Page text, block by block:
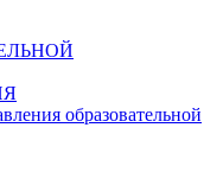
образовательной